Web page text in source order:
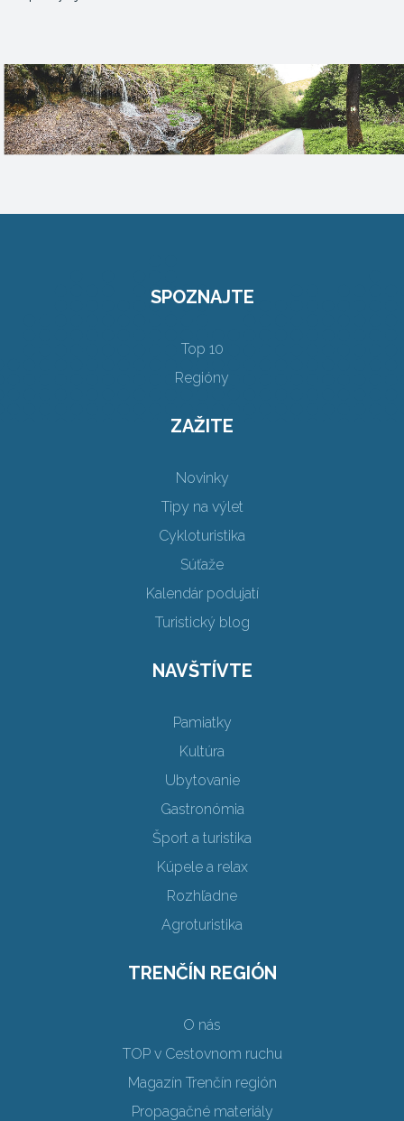
SPOZNAJTE
Top 10
Regióny
ZAŽITE
Novinky
Tipy na výlet
Cykloturistika
Súťaže
Kalendár podujatí
Turistický blog
NAVŠTÍVTE
Pamiatky
Kultúra
Ubytovanie
Gastronómia
Šport a turistika
Kúpele a relax
Rozhľadne
Agroturistika
TRENČÍN REGIÓN
O nás
TOP v Cestovnom ruchu
Magazín Trenčín región
Propagačné materiály